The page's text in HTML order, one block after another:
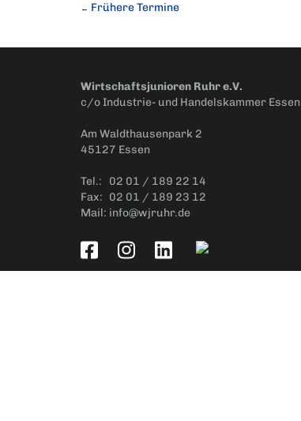
← Frühere Termine
Wirtschaftsjunioren Ruhr e.V.
c/o Industrie- und Handelskammer Essen
Am Waldthausenpark 2
45127 Essen
Tel.:
02 01 / 189 22 14
Fax: 02 01 / 189 23 12
Mail: info@wjruhr.de